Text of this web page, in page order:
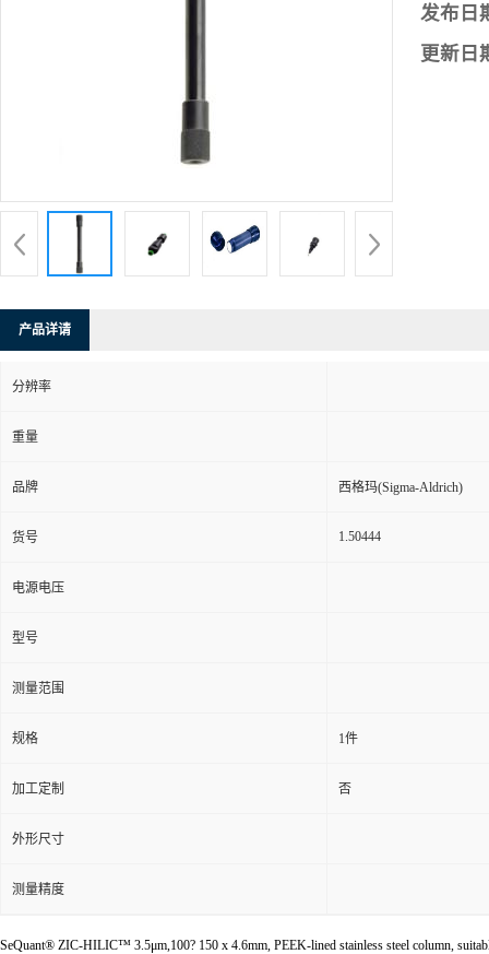
发布日
更新日
产品详请
分辨率
重量
品牌 西格玛(Sigma-Aldrich)
货号 1.50444
电源电压
型号
测量范围
规格 1件
加工定制 否
外形尺寸
测量精度
SeQuant® ZIC-HILIC™ 3.5μm,100? 150 x 4.6mm, PEEK-lined stainless steel column,